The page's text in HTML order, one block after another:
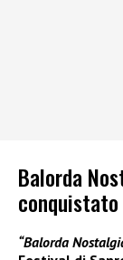
Balorda
“Balorda